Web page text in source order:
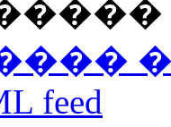
feed